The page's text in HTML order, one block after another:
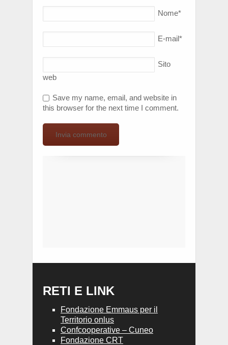
Nome*
E-mail*
Sito
web
Save my name, email, and website in
this browser for the next time I comment.
RETI E LINK
Fondazione Emmaus per il
Territorio onlus
Confcooperative – Cuneo
Fondazione CRT